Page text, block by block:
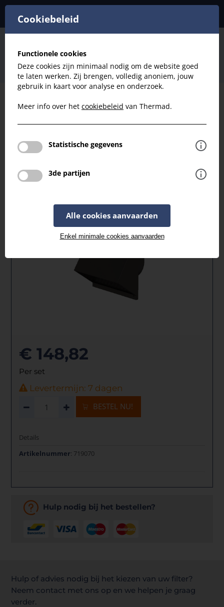
Cookiebeleid
Functionele cookies
Deze cookies zijn minimaal nodig om de website goed
te laten werken. Zij brengen, volledig anoniem, jouw
gebruik in kaart voor analyse en onderzoek.
Meer info over het cookiebeleid van Thermad.
Statistische gegevens
3de partijen
Alle cookies aanvaarden
Enkel minimale cookies aanvaarden
Doorvoer Gevel Kap
HR Gevel kap D180 (Ventilatie, RAL9005)
Filteren
Ventilatie
HR Gevel kap D180 (Ventilatie, RAL9005)
Terug naar overzicht
€ 148,82
Per set
Levertermijn: 7 dagen
BESTEL NU!
Details
Artikelnummer: 719070
Hulp nodig bij het bestellen?
Hulp of advies nodig bij het kiezen van uw filter?
Neem contact met ons op en we helpen je graag
verder.